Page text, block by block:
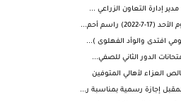
إدارة التعاون الزراعي ...
راسم أحم...
افتدى والوأد الفهلوى )...
الدور الثاني للصفي...
العزاء لأهالي المتوفين
إجازة رسمية بمناسبة ر...